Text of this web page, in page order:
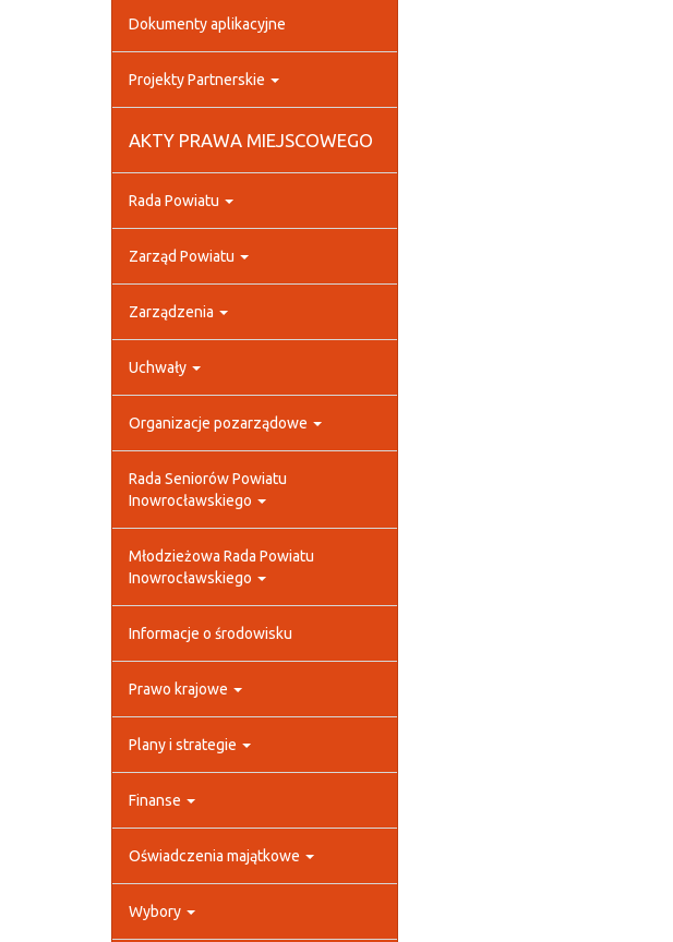
Dokumenty aplikacyjne
Projekty Partnerskie
AKTY PRAWA MIEJSCOWEGO
Rada Powiatu
Zarząd Powiatu
Zarządzenia
Uchwały
Organizacje pozarządowe
Rada Seniorów Powiatu
Inowrocławskiego
Młodzieżowa Rada Powiatu
Inowrocławskiego
Informacje o środowisku
Prawo krajowe
Plany i strategie
Finanse
Oświadczenia majątkowe
Wybory